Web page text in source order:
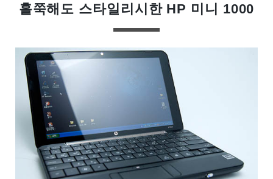
홀쭉해도 스타일리시한 HP 미니 1000